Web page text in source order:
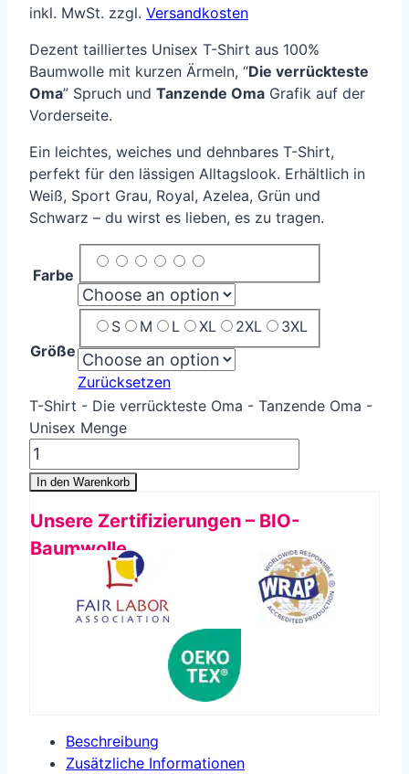
inkl. MwSt. zzgl. Versandkosten
Dezent tailliertes Unisex T-Shirt aus 100%
Baumwolle mit kurzen Ärmeln, “Die verrückteste
Oma” Spruch und Tanzende Oma Grafik auf der
Vorderseite.
Ein leichtes, weiches und dehnbares T-Shirt,
perfekt für den lässigen Alltagslook. Erhältlich in
Weiß, Sport Grau, Royal, Azelea, Grün und
Schwarz – du wirst es lieben, es zu tragen.
Farbe
Größe
S M L XL 2XL 3XL
Zurücksetzen
T-Shirt - Die verrückteste Oma - Tanzende Oma -
Unisex Menge
In den Warenkorb
Unsere Zertifizierungen – BIO-
Baumwolle
Beschreibung
Zusätzliche Informationen